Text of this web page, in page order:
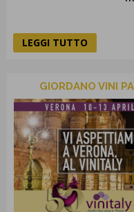
LEGGI TUTTO
GIORDANO VINI